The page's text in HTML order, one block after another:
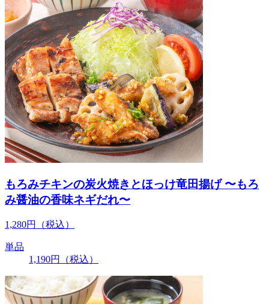
もろみチキンの炭火焼きとほっけ竜田揚げ 〜もろ
み醤油の香味ネギだれ〜
1,280円 （税込）
単品
1,190円 （税込）